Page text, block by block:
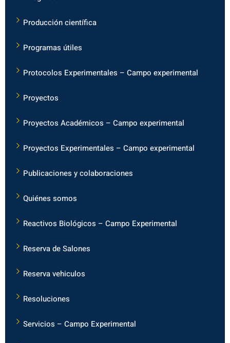
Producción científica
Programas útiles
Protocolos Experimentales – Campo experimental
Proyectos
Proyectos Académicos – Campo experimental
Proyectos Experimentales – Campo experimental
Publicaciones y colaboraciones
Quiénes somos
Reactivos Biológicos – Campo Experimental
Reserva de Salones
Reserva vehiculos
Resoluciones
Servicios – Campo Experimental